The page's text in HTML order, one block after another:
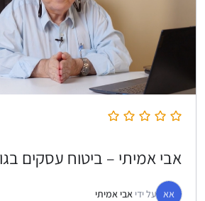
אבי אמיתי – ביטוח עסקים
אא על ידי אבי אמיתי